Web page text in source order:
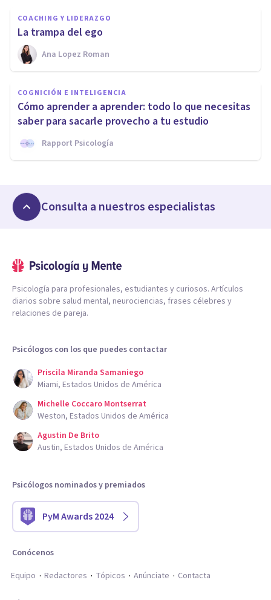
COACHING Y LIDERAZGO
La trampa del ego
Ana Lopez Roman
COGNICIÓN E INTELIGENCIA
Cómo aprender a aprender: todo lo que necesitas
saber para sacarle provecho a tu estudio
Rapport Psicología
Consulta a nuestros especialistas
Psicología para profesionales, estudiantes y curiosos. Artículos
diarios sobre salud mental, neurociencias, frases célebres y
relaciones de pareja.
Psicólogos con los que puedes contactar
Priscila Miranda Samaniego
Miami, Estados Unidos de América
Michelle Coccaro Montserrat
Weston, Estados Unidos de América
Agustin De Brito
Austin, Estados Unidos de América
Psicólogos nominados y premiados
PyM Awards 2024
Conócenos
Equipo
Redactores Tópicos Anúnciate Contacta